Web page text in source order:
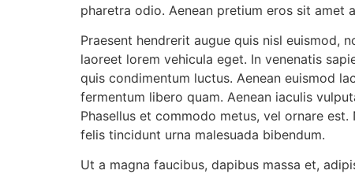
pharetra odio. Aenean pretium eros sit amet
Praesent hendrerit augue quis nisl euismod,
laoreet lorem vehicula eget. In venenatis
quis condimentum luctus. Aenean euismod
fermentum libero quam. Aenean iaculis
Phasellus et commodo metus, vel ornare
felis tincidunt urna malesuada bibendum.
Ut a magna faucibus, dapibus massa et,